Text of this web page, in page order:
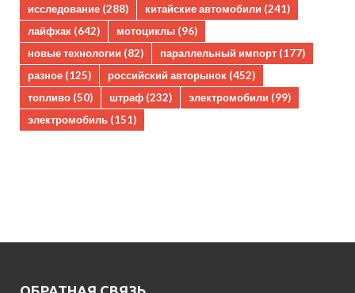
исследование (288) китайские автомобили (241)
лайфхак (642) мотоциклы (96)
новые технологии (82) параллельный импорт (177)
разное (125) российский авторынок (452)
топливо (50) штраф (232) электромобили (99)
электромобиль (151)